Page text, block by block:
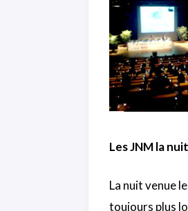
Les JNM la nuit
La nuit venue
toujours plus